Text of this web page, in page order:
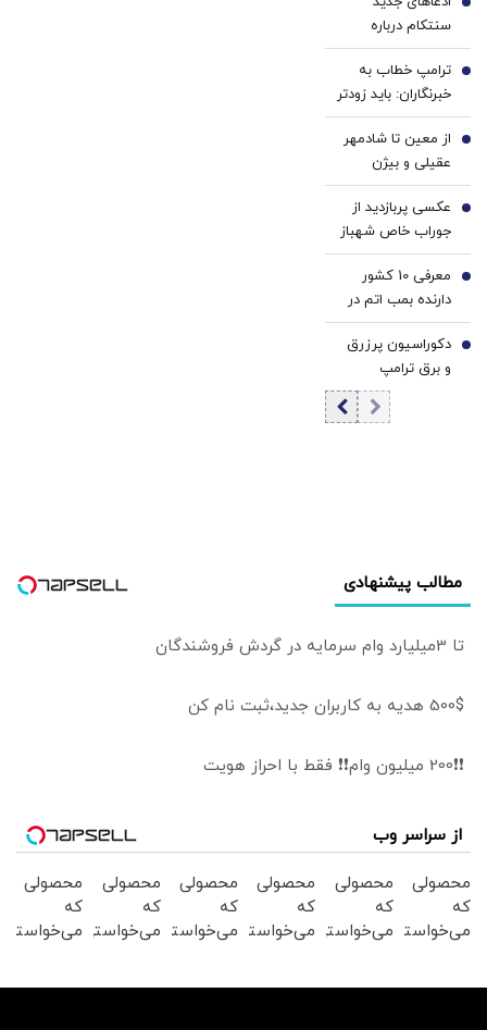
سنتکام درباره
محاصره دریایی/ ۵۱
کشتی تجاری را
منحرف کردیم/ دو
کشتی را از کار
انداخته‌ایم
2
ترامپ خطاب به
خبرنگاران: باید زودتر
بروم؛ یک جنگ در
پیش داریم! + فیلم
3
از معین تا شادمهر
عقیلی و بیژن
مرتضوی/ حرف های
تازه پزشکیان درباره
بازگشت ایرانی ها
به کشور
4
عکسی پربازدید از
جوراب‌ خاص شهباز
شریف در مراسم
امضاء توافق‌ مکه
5
معرفی 10 کشور
دارنده بمب اتم در
جهان/ کدام کشور
بیشترین بمب اتم
را دارد؟ +
6
دکوراسیون پرزرق‌
و برق ترامپ
تداعی‌کننده
کاخ‌های صدام
7
مطالب پیشنهادی
تا 3میلیارد وام سرمایه در گردش فروشندگان
500$ هدیه به کاربران جدید،ثبت نام کن
❗❗200 میلیون وام❗❗ فقط با احراز هویت
از سراسر وب
محصولی
که
می‌خواستی
محصولی
که
می‌خواستی
محصولی
که
می‌خواستی
محصولی
که
می‌خواستی
محصولی
که
می‌خواستی
محصولی
که
می‌خواستی